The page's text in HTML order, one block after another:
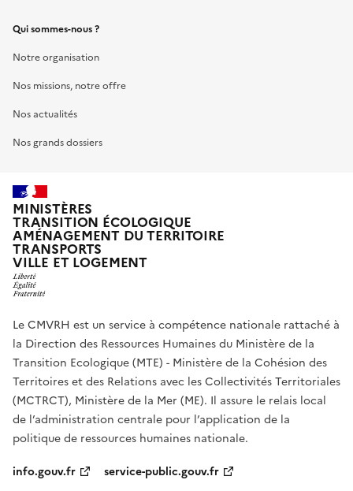
Qui sommes-nous ?
Notre organisation
Nos missions, notre offre
Nos actualités
Nos grands dossiers
MINISTÈRES
TRANSITION ÉCOLOGIQUE
AMÉNAGEMENT DU TERRITOIRE
TRANSPORTS
VILLE ET LOGEMENT
Le CMVRH est un service à compétence nationale rattaché à
la Direction des Ressources Humaines du Ministère de la
Transition Ecologique (MTE) - Ministère de la Cohésion des
Territoires et des Relations avec les Collectivités Territoriales
(MCTRCT), Ministère de la Mer (ME). Il assure le relais local
de l’administration centrale pour l’application de la
politique de ressources humaines nationale.
info.gouv.fr
service-public.gouv.fr